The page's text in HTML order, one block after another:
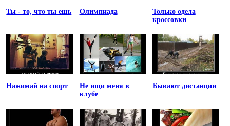
Ты - то, что ты ешь Олимпиада
Только одела
кроссовки
Нажимай на спорт
Не ищи меня в
клубе
Бывают дистанции